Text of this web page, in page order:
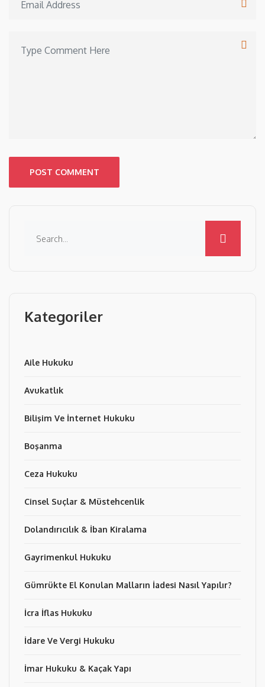
POST COMMENT
Kategoriler
Aile Hukuku
Avukatlık
Bilişim Ve İnternet Hukuku
Boşanma
Ceza Hukuku
Cinsel Suçlar & Müstehcenlik
Dolandırıcılık & İban Kiralama
Gayrimenkul Hukuku
Gümrükte El Konulan Malların İadesi Nasıl Yapılır?
İcra İflas Hukuku
İdare Ve Vergi Hukuku
İmar Hukuku & Kaçak Yapı